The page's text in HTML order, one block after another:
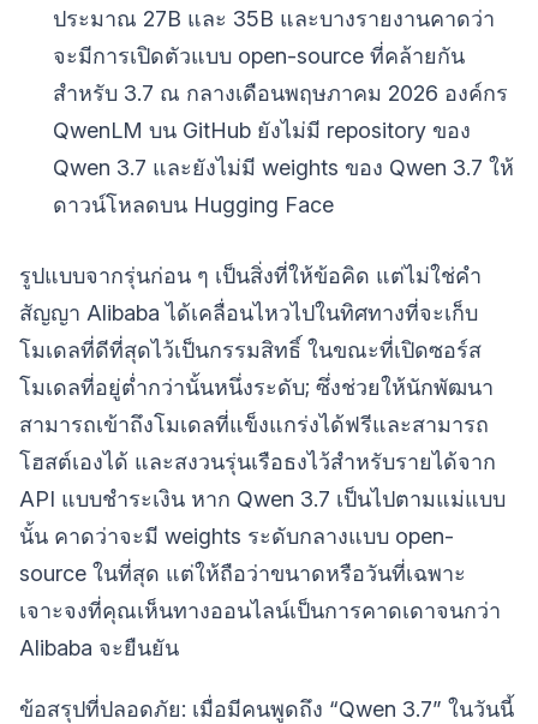
ประมาณ 27B และ 35B และบางรายงานคาดว่า
จะมีการเปิดตัวแบบ open-source ที่คล้ายกัน
สำหรับ 3.7 ณ กลางเดือนพฤษภาคม 2026 องค์กร
QwenLM บน GitHub ยังไม่มี repository ของ
Qwen 3.7 และยังไม่มี weights ของ Qwen 3.7 ให้
ดาวน์โหลดบน Hugging Face
รูปแบบจากรุ่นก่อน ๆ เป็นสิ่งที่ให้ข้อคิด แต่ไม่ใช่คำ
สัญญา Alibaba ได้เคลื่อนไหวไปในทิศทางที่จะเก็บ
โมเดลที่ดีที่สุดไว้เป็นกรรมสิทธิ์ ในขณะที่เปิดซอร์ส
โมเดลที่อยู่ต่ำกว่านั้นหนึ่งระดับ; ซึ่งช่วยให้นักพัฒนา
สามารถเข้าถึงโมเดลที่แข็งแกร่งได้ฟรีและสามารถ
โฮสต์เองได้ และสงวนรุ่นเรือธงไว้สำหรับรายได้จาก
API แบบชำระเงิน หาก Qwen 3.7 เป็นไปตามแม่แบบ
นั้น คาดว่าจะมี weights ระดับกลางแบบ open-
source ในที่สุด แต่ให้ถือว่าขนาดหรือวันที่เฉพาะ
เจาะจงที่คุณเห็นทางออนไลน์เป็นการคาดเดาจนกว่า
Alibaba จะยืนยัน
ข้อสรุปที่ปลอดภัย: เมื่อมีคนพูดถึง “Qwen 3.7” ในวันนี้